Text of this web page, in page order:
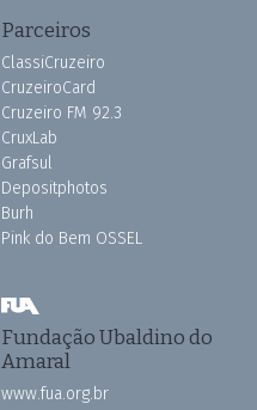
Parceiros
ClassiCruzeiro
CruzeiroCard
Cruzeiro FM 92.3
CruxLab
Grafsul
Depositphotos
Burh
Pink do Bem OSSEL
Fundação Ubaldino do
Amaral
www.fua.org.br